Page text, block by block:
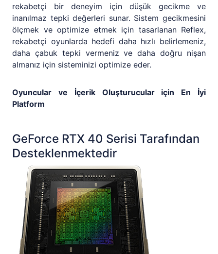
rekabetçi bir deneyim için düşük gecikme ve
inanılmaz tepki değerleri sunar. Sistem gecikmesini
ölçmek ve optimize etmek için tasarlanan Reflex,
rekabetçi oyunlarda hedefi daha hızlı belirlemeniz,
daha çabuk tepki vermeniz ve daha doğru nişan
almanız için sisteminizi optimize eder.
Oyuncular ve İçerik Oluşturucular için En İyi
Platform
GeForce RTX 40 Serisi Tarafından
Desteklenmektedir